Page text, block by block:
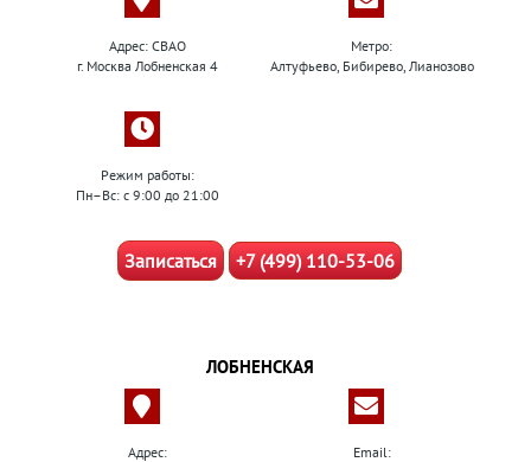
Адрес: СВАО
г. Москва Лобненская 4
Метро:
Алтуфьево, Бибирево, Лианозово
Режим работы:
Пн–Вс: с 9:00 до 21:00
Записаться +7 (499) 110-53-06
ЛОБНЕНСКАЯ
Адрес:
Email: